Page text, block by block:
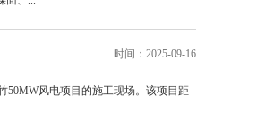
时间：2025-09-16
风电项目的施工现场。该项目距